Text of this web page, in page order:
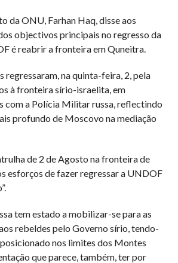
da ONU, Farhan Haq, disse aos
objectivos principais no regresso da
é reabrir a fronteira em Quneitra.
regressaram, na quinta-feira, 2, pela
à fronteira sírio-israelita, em
com a Polícia Militar russa, reflectindo
profundo de Moscovo na mediação
de 2 de Agosto na fronteira de
esforços de fazer regressar a UNDOF
tem estado a mobilizar-se para as
rebeldes pelo Governo sírio, tendo-
nos limites dos Montes
que parece, também, ter por